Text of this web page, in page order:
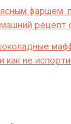
фаршем:
рецепт
как не